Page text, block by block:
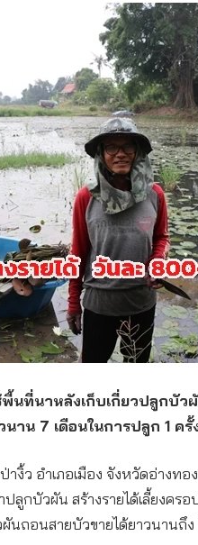
นที่นาหลังเก็บเกี่ยวปลูกบัว
าน 7 เดือนในการปลูก 1 ครั้
งิ้ว อำเภอเมือง จังหวัดอ่างท
ลูกบัวผัน สร้างรายได้เลี้ยงคร
ถอนสายบัวขายได้ยาวนานถึง